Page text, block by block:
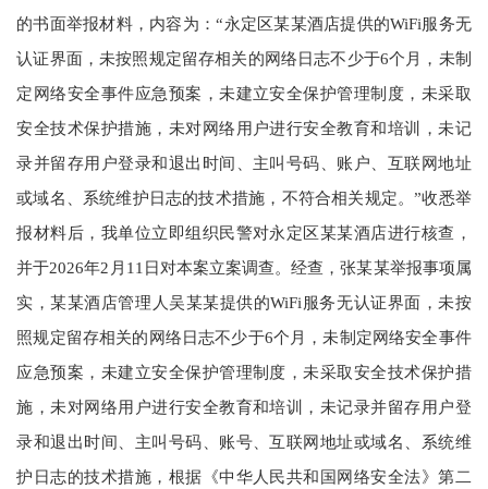
的书面举报材料，内容为：“永定区某某酒店提供的WiFi服务无
认证界面，未按照规定留存相关的网络日志不少于6个月，未制
定网络安全事件应急预案，未建立安全保护管理制度，未采取
安全技术保护措施，未对网络用户进行安全教育和培训，未记
录并留存用户登录和退出时间、主叫号码、账户、互联网地址
或域名、系统维护日志的技术措施，不符合相关规定。”收悉举
报材料后，我单位立即组织民警对永定区某某酒店进行核查，
并于2026年2月11日对本案立案调查。经查，张某某举报事项属
实，某某酒店管理人吴某某提供的WiFi服务无认证界面，未按
照规定留存相关的网络日志不少于6个月，未制定网络安全事件
应急预案，未建立安全保护管理制度，未采取安全技术保护措
施，未对网络用户进行安全教育和培训，未记录并留存用户登
录和退出时间、主叫号码、账号、互联网地址或域名、系统维
护日志的技术措施，根据《中华人民共和国网络安全法》第二